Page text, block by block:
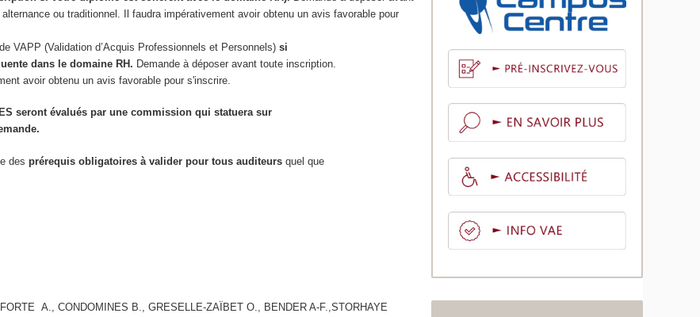
ou traditionnel. Il faudra impérativement avoir obtenu un avis favorable pour
VAPP (Validation d’Acquis Professionnels et Personnels) si
dans le domaine RH. Demande à déposer avant toute inscription.
avoir obtenu un avis favorable pour s'inscrire.
seront évalués par une commission qui statuera sur
des prérequis obligatoires à valider pour tous auditeurs quel que
A., CONDOMINES B., GRESELLE-ZAÏBET O., BENDER A-F.,STORHAYE